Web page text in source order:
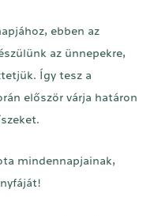
ebben az
az ünnepekre,
Így tesz a
először várja határon
mindennapjainak,